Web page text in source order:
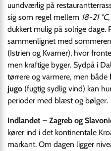
uundværlig på
sig som regel mellem 18-21 °C
dukkert mulig på solrige
sammenlignet med
(Istrien og Kvarner), hvor
men kraftige byger. Sydpå i
tørrere og varmere, men både
jugo (fugtig sydlig vind) kan
perioder med blæst og bølger.
Indlandet – Zagreb og
kører ind i det kontinentale
markant. Om dagen ligger